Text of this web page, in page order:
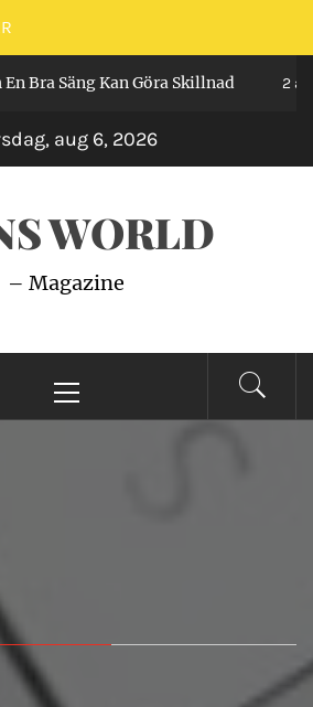
Säng Kan Göra Skillnad 2 år
aug 6, 2026
WORLD
– Magazine
meny